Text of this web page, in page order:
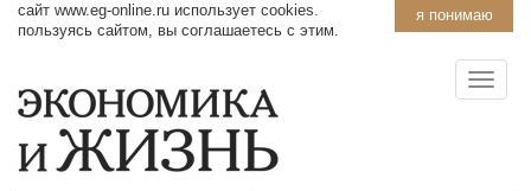
я понимаю
сайт www.eg-online.ru использует cookies.
пользуясь сайтом, вы соглашаетесь с этим.